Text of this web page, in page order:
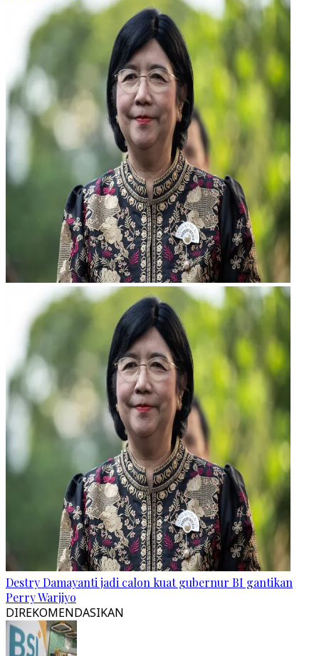
Destry Damayanti jadi calon kuat gubernur BI gantikan
Perry Warjiyo
DIREKOMENDASIKAN